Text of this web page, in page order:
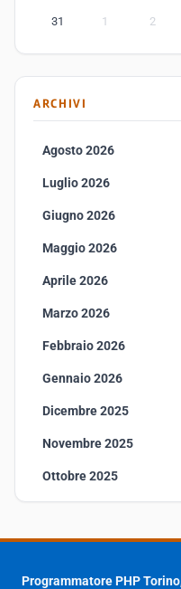
31 1 2
ARCHIVI
Agosto 2026
Luglio 2026
Giugno 2026
Maggio 2026
Aprile 2026
Marzo 2026
Febbraio 2026
Gennaio 2026
Dicembre 2025
Novembre 2025
Ottobre 2025
Agosto 2025
Programmatore PHP Torino